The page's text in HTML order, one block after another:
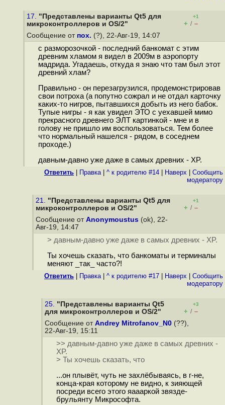
17. "Представлены варианты Qt5 для
микроконтроллеров и OS/2"
+1
+ / –
Сообщение от пох. (?), 22-Авг-19, 14:07
с разморозочкой - последний банкомат с этим
древним хламом я видел в 2009м в аэропорту
мадрида. Угадаешь, откуда я знаю что там был этот
древний хлам?
Правильно - он перезагрузился, продемонстрировав
свои потроха (а попутно сожрал и не отдал карточку
каких-то нигров, пытавшихся добыть из него бабок.
Тупые нигры - я как увидел ЭТО с уехавшей мимо
прекрасного древнего ЭЛТ картинкой - мне и в
голову не пришло им воспользоваться. Тем более
что нормальный нашелся - рядом, в соседнем
проходе.)
давным-давно уже даже в самых древних - XP.
Ответить Правка| ^ к родителю #14 Наверх
Cообщить
модератору
21. "Представлены варианты Qt5 для
микроконтроллеров и OS/2"
+1
+ / –
Сообщение от Anonymoustus (ok), 22-
Авг-19, 14:47
> давным-давно уже даже в самых древних - XP.
Ты хочешь сказать, что банкоматы и терминалы
меняют _так_ часто?!
Ответить Правка| ^ к родителю #17 Наверх
Cообщить
модератору
25. "Представлены варианты Qt5
для микроконтроллеров и OS/2"
+3
+ / –
Сообщение от Andrey Mitrofanov_N0 (??),
22-Авг-19, 15:11
>> давным-давно уже даже в самых древних -
XP.
> Ты хочешь сказать, что
...он плывёт, чуть не захлёбываясь, в г-не,
конца-края которому не видно, к зияющей
посреди всего этого яаааркой звязде-
брульянту Микрософта.